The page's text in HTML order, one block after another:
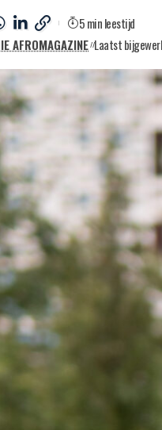
AFROMAGAZINE Laatst
5 min leestijd